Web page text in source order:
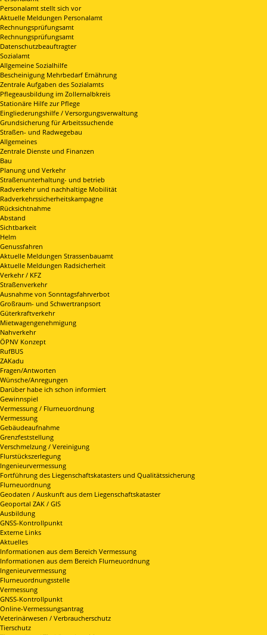
Personalamt stellt sich vor
Aktuelle Meldungen Personalamt
Rechnungsprüfungsamt
Rechnungsprüfungsamt
Datenschutzbeauftragter
Sozialamt
Allgemeine Sozialhilfe
Bescheinigung Mehrbedarf Ernährung
Zentrale Aufgaben des Sozialamts
Pflegeausbildung im Zollernalbkreis
Stationäre Hilfe zur Pflege
Eingliederungshilfe / Versorgungsverwaltung
Grundsicherung für Arbeitssuchende
Straßen- und Radwegebau
Allgemeines
Zentrale Dienste und Finanzen
Bau
Planung und Verkehr
Straßenunterhaltung- und betrieb
Radverkehr und nachhaltige Mobilität
Radverkehrssicherheitskampagne
Rücksichtnahme
Abstand
Sichtbarkeit
Helm
Genussfahren
Aktuelle Meldungen Strassenbauamt
Aktuelle Meldungen Radsicherheit
Verkehr / KFZ
Straßenverkehr
Ausnahme von Sonntagsfahrverbot
Großraum- und Schwertranpsort
Güterkraftverkehr
Mietwagengenehmigung
Nahverkehr
ÖPNV Konzept
RufBUS
ZAKadu
Fragen/Antworten
Wünsche/Anregungen
Darüber habe ich schon informiert
Gewinnspiel
Vermessung / Flurneuordnung
Vermessung
Gebäudeaufnahme
Grenzfeststellung
Verschmelzung / Vereinigung
Flurstückszerlegung
Ingenieurvermessung
Fortführung des Liegenschaftskatasters und Qualitätssicherung
Flurneuordnung
Geodaten / Auskunft aus dem Liegenschaftskataster
Geoportal ZAK / GIS
Ausbildung
GNSS-Kontrollpunkt
Externe Links
Aktuelles
Informationen aus dem Bereich Vermessung
Informationen aus dem Bereich Flurneuordnung
Ingenieurvermessung
Flurneuordnungsstelle
Vermessung
GNSS-Kontrollpunkt
Online-Vermessungsantrag
Veterinärwesen / Verbraucherschutz
Tierschutz